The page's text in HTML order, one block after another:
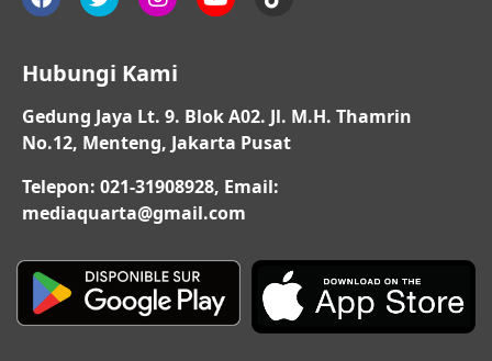
Hubungi Kami
Gedung Jaya Lt. 9. Blok A02. Jl. M.H. Thamrin
No.12, Menteng, Jakarta Pusat
Telepon: 021-31908928, Email:
mediaquarta@gmail.com